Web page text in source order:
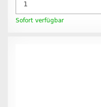
Sofort verfügbar